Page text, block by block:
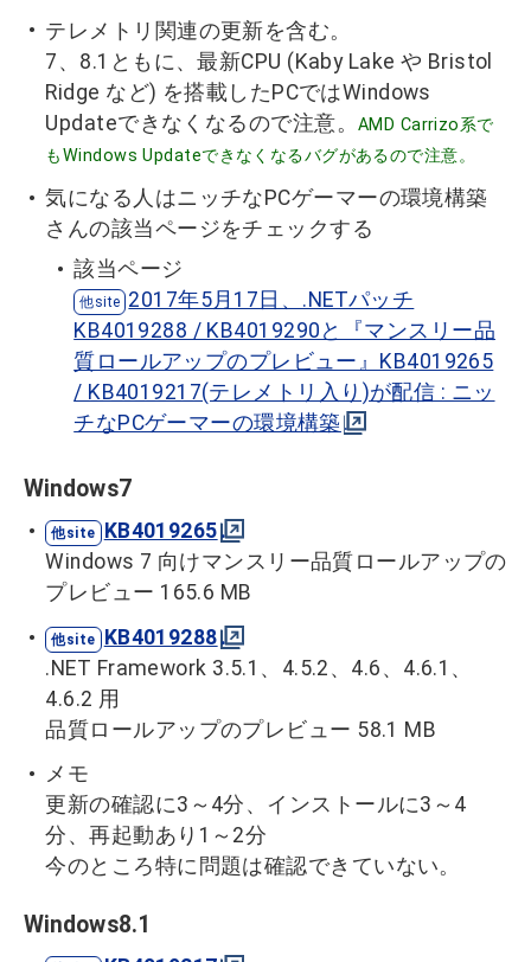
テレメトリ関連の更新を含む。
7、8.1ともに、最新CPU (Kaby Lake や Bristol
Ridge など) を搭載したPCではWindows
Updateできなくなるので注意。
AMD Carrizo系で
もWindows Updateできなくなるバグがあるので注意。
気になる人はニッチなPCゲーマーの環境構築
さんの該当ページをチェックする
該当ページ
2017年5月17日、.NETパッチ
KB4019288 / KB4019290と『マンスリー品
質ロールアップのプレビュー』KB4019265
/ KB4019217(テレメトリ入り)が配信 : ニッ
チなPCゲーマーの環境構築
Windows7
KB4019265
Windows 7 向けマンスリー品質ロールアップの
プレビュー 165.6 MB
KB4019288
.NET Framework 3.5.1、4.5.2、4.6、4.6.1、
4.6.2 用
品質ロールアップのプレビュー 58.1 MB
メモ
更新の確認に3～4分、インストールに3～4
分、再起動あり1～2分
今のところ特に問題は確認できていない。
Windows8.1